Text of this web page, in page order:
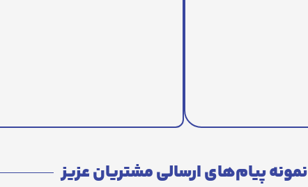
نمونه پیام‌های ارسالی مشتریان عزیز